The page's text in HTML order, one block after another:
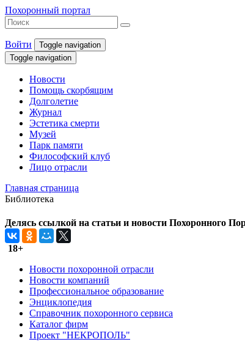
Похоронный портал
Войти
Toggle navigation
Toggle navigation
Новости
Помощь скорбящим
Долголетие
Журнал
Эстетика смерти
Музей
Парк памяти
Философский клуб
Лицо отрасли
Главная страница
Библиотека
Делясь ссылкой на статьи и новости Похоронного
18+
Новости похоронной отрасли
Новости компаний
Профессиональное образование
Энциклопедия
Справочник похоронного сервиса
Каталог фирм
Проект "НЕКРОПОЛЬ"